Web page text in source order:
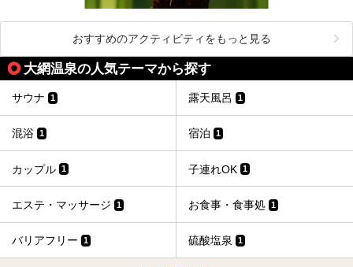
おすすめのアクティビティをもっと見る
大網温泉の人気テーマから探す
サウナ 1 露天風呂 1
混浴 1 宿泊 1
カップル 1 子連れOK 1
エステ・マッサージ 1 お食事・食事処 1
バリアフリー 1 硫酸塩泉 1